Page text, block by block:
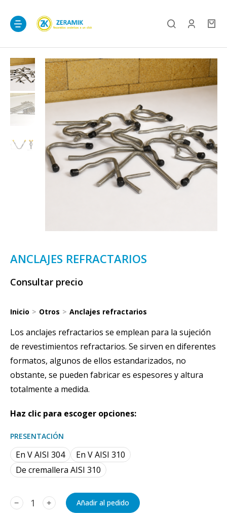
ANCLAJES REFRACTARIOS
Consultar precio
Estás aquí:
Inicio Otros Anclajes refractarios
Los anclajes refractarios se emplean para la sujeción
de revestimientos refractarios. Se sirven en diferentes
formatos, algunos de ellos estandarizados, no
obstante, se pueden fabricar es espesores y altura
totalmente a medida.
Haz clic para escoger opciones:
PRESENTACIÓN
En V AISI 304
En V AISI 310
De cremallera AISI 310
﹣ ﹢ Añadir al pedido